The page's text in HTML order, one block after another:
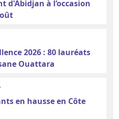
d'Abidjan à l’occasion
2026 : 80 lauréats
Ouattara
en hausse en Côte